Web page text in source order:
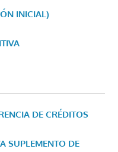
INICIAL)
DE CRÉDITOS
SUPLEMENTO DE